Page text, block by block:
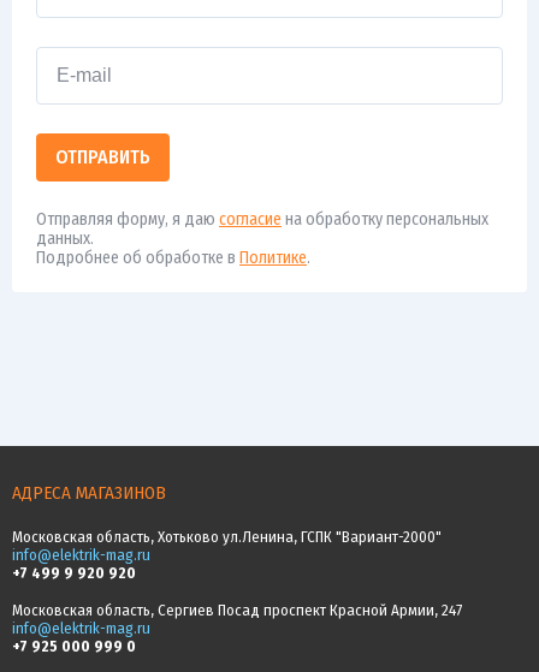
ОТПРАВИТЬ
Отправляя форму, я даю согласие на обработку персональных
данных.
Подробнее об обработке в Политике.
АДРЕСА МАГАЗИНОВ
Московская область, Хотьково ул.Ленина, ГСПК "Вариант-2000"
info@elektrik-mag.ru
+7 499 9 920 920
Московская область, Сергиев Посад проспект Красной Армии, 247
info@elektrik-mag.ru
+7 925 000 999 0